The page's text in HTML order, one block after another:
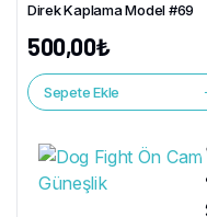
Direk Kaplama Model #69
500,00₺
Sepete Ekle